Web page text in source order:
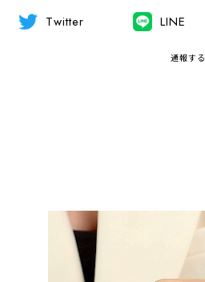
Twitter LINE
通報する